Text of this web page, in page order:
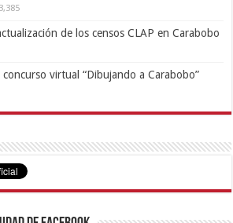
de los censos CLAP en Carabobo
virtual “Dibujando a Carabobo”